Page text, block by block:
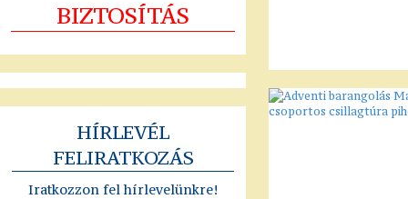
BIZTOSÍTÁS
HÍRLEVÉL
FELIRATKOZÁS
Iratkozzon fel hírlevelünkre!